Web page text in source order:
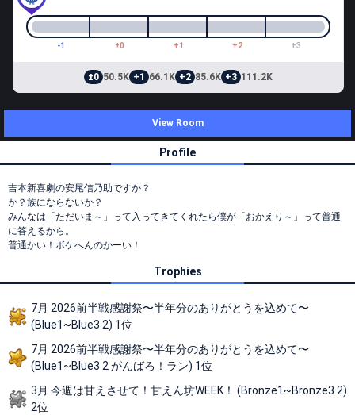
-1 ±0 +1 +2 +3
±0 50.5K +1 66.1K +2 85.6K +3 111.2K
View Room
Profile
吉本新喜劇の安尾信乃助ですか？
か？族にならないか？
みんなは「ただいま～」って入ってきてくれたら僕が「おかえり～」って普通
に答えるから。
普通かい！ボケへんのかーい！
Trophies
7月 2026前半戦感謝祭〜半年分のありがとうを込めて〜
(Blue1~Blue3 2) 1位
7月 2026前半戦感謝祭〜半年分のありがとうを込めて〜
(Blue1~Blue3 2 がんばろ！ラン) 1位
3月 今週は甘えさせて！甘えん坊WEEK！ (Bronze1~Bronze3 2)
2位